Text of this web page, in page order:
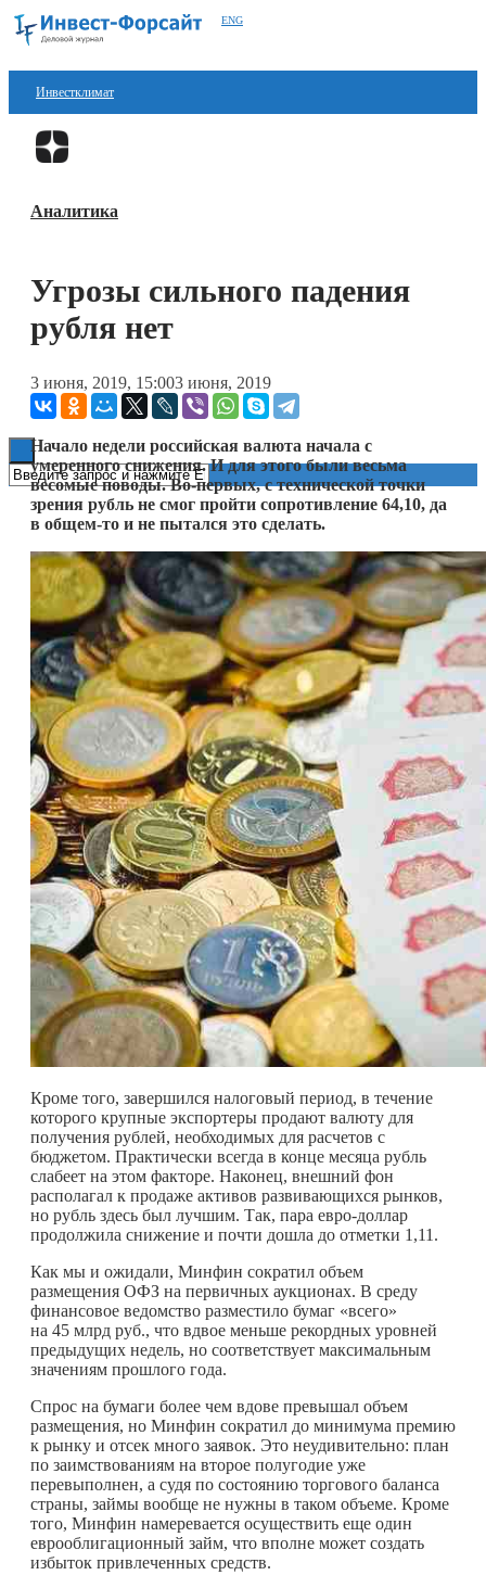
ENG
Инвестклимат
Финансы
Блокчейн
Технологии
Книги
Аналитика
Угрозы сильного падения
рубля нет
3 июня, 2019, 15:003 июня, 2019
Начало недели российская валюта начала с
умеренного снижения. И для этого были весьма
весомые поводы. Во-первых, с технической точки
зрения рубль не смог пройти сопротивление 64,10, да
в общем-то и не пытался это сделать.
Кроме того, завершился налоговый период, в течение
которого крупные экспортеры продают валюту для
получения рублей, необходимых для расчетов с
бюджетом. Практически всегда в конце месяца рубль
слабеет на этом факторе. Наконец, внешний фон
располагал к продаже активов развивающихся рынков,
но рубль здесь был лучшим. Так, пара евро-доллар
продолжила снижение и почти дошла до отметки 1,11.
Как мы и ожидали, Минфин сократил объем
размещения ОФЗ на первичных аукционах. В среду
финансовое ведомство разместило бумаг «всего»
на 45 млрд руб., что вдвое меньше рекордных уровней
предыдущих недель, но соответствует максимальным
значениям прошлого года.
Спрос на бумаги более чем вдове превышал объем
размещения, но Минфин сократил до минимума премию
к рынку и отсек много заявок. Это неудивительно: план
по заимствованиям на второе полугодие уже
перевыполнен, а судя по состоянию торгового баланса
страны, займы вообще не нужны в таком объеме. Кроме
того, Минфин намеревается осуществить еще один
еврооблигационный займ, что вполне может создать
избыток привлеченных средств.